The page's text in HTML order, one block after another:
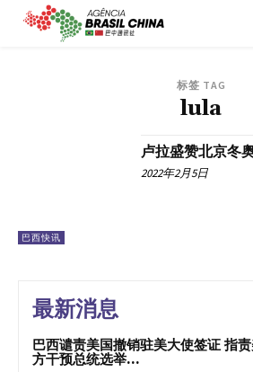
标签 TAG
lula
巴西快讯
卢拉盛赞北京冬
2022年2月5日
最新消息
巴西谴责美国撤销驻美大使签证 指
方干预总统选举...